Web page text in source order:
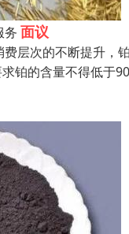
务 面议
层次的不断提升，
铂的含量不得低于